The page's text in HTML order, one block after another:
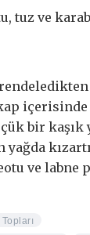
tuz ve
içerisinde
bir kaşık
yağda
ve